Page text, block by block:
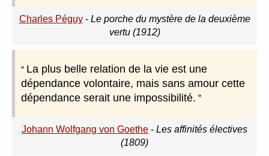
Charles Péguy- Le porche du mystère de la deuxième
vertu (1912)
La plus belle relation de la vie est une
dépendance volontaire, mais sans amour cette
dépendance serait une impossibilité.
Johann Wolfgang von Goethe - Les affinités électives
(1809)